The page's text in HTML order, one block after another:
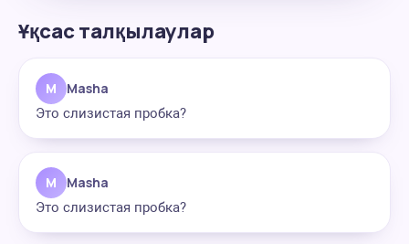
Ұқсас талқылаулар
M Masha
Это слизистая пробка?
M Masha
Это слизистая пробка?